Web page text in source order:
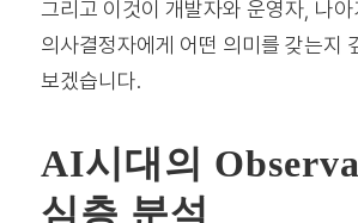
그리고 이것이 개발자와 운영자, 나
의사결정자에게 어떤 의미를 갖는지
보겠습니다.
AI시대의
심층 분석